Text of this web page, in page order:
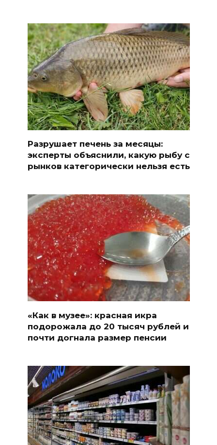
Разрушает печень за месяцы:
эксперты объяснили, какую рыбу с
рынков категорически нельзя есть
«Как в музее»: красная икра
подорожала до 20 тысяч рублей и
почти догнала размер пенсии